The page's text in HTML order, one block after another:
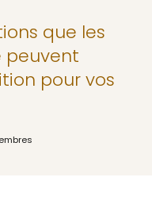
que les
peuvent
pour vos